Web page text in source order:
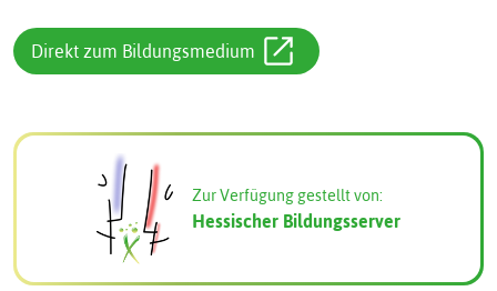
Direkt zum Bildungsmedium
Zur Verfügung gestellt von:
Hessischer Bildungsserver